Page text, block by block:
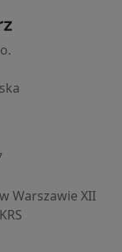
Strona główna
Warszawie XII